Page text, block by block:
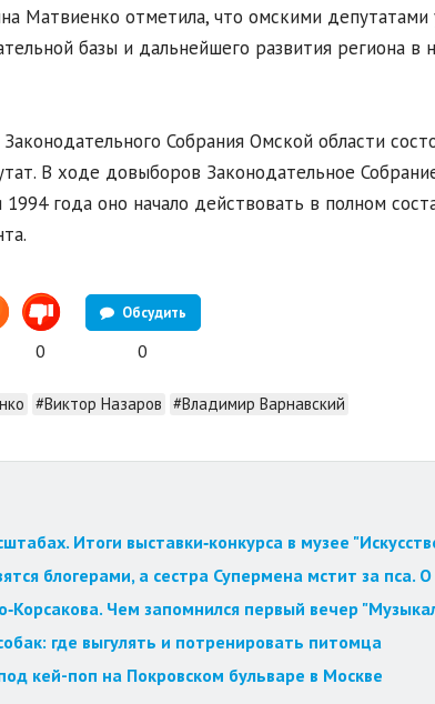
Матвиенко отметила, что омскими
базы и дальнейшего развития региона в
Собрания Омской области
В ходе довыборов Законодательное
года оно начало действовать в полном
0
Обсудить
0
#Виктор Назаров #Владимир Варнавский
Итоги выставки‑конкурса в музее
блогерами, а сестра Супермена мстит за пса.
Чем запомнился первый вечер
где выгулять и потренировать питомца
кей-поп на Покровском бульваре в Москве